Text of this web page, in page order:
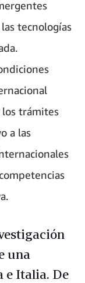
tecnologías
trámites
a las
una
e Italia. De